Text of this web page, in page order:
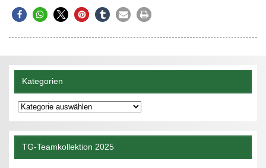
Kategorien
Kategorien
TG-Teamkollektion 2025